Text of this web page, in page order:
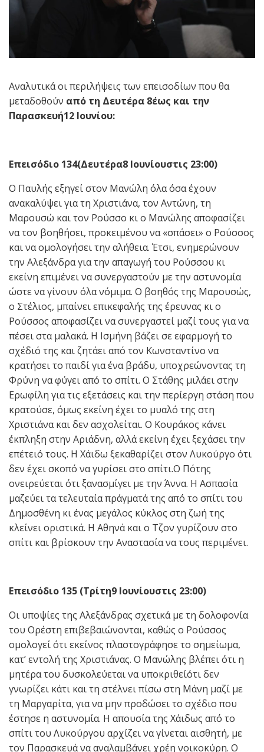
Αναλυτικά οι περιλήψεις των επεισοδίων που θα
μεταδοθούν από τη Δευτέρα 8έως και την
Παρασκευή12 Ιουνίου:
Επεισόδιο 134(Δευτέρα8 Ιουνίουστις 23:00)
Ο Παυλής εξηγεί στον Μανώλη όλα όσα έχουν
ανακαλύψει για τη Χριστιάνα, τον Αντώνη, τη
Μαρουσώ και τον Ρούσσο κι ο Μανώλης αποφασίζει
να τον βοηθήσει, προκειμένου να «σπάσει» ο Ρούσσος
και να ομολογήσει την αλήθεια. Έτσι, ενημερώνουν
την Αλεξάνδρα για την απαγωγή του Ρούσσου κι
εκείνη επιμένει να συνεργαστούν με την αστυνομία
ώστε να γίνουν όλα νόμιμα. Ο βοηθός της Μαρουσώς,
ο Στέλιος, μπαίνει επικεφαλής της έρευνας κι ο
Ρούσσος αποφασίζει να συνεργαστεί μαζί τους για να
πέσει στα μαλακά. Η Ισμήνη βάζει σε εφαρμογή το
σχέδιό της και ζητάει από τον Κωνσταντίνο να
κρατήσει το παιδί για ένα βράδυ, υποχρεώνοντας τη
Φρύνη να φύγει από το σπίτι. Ο Στάθης μιλάει στην
Ερωφίλη για τις εξετάσεις και την περίεργη στάση που
κρατούσε, όμως εκείνη έχει το μυαλό της στη
Χριστιάνα και δεν ασχολείται. Ο Κουράκος κάνει
έκπληξη στην Αριάδνη, αλλά εκείνη έχει ξεχάσει την
επέτειό τους. Η Χάιδω ξεκαθαρίζει στον Λυκούργο ότι
δεν έχει σκοπό να γυρίσει στο σπίτι.Ο Πότης
ονειρεύεται ότι ξανασμίγει με την Άννα. Η Ασπασία
μαζεύει τα τελευταία πράγματά της από το σπίτι του
Δημοσθένη κι ένας μεγάλος κύκλος στη ζωή της
κλείνει οριστικά. Η Αθηνά και ο Τζον γυρίζουν στο
σπίτι και βρίσκουν την Αναστασία να τους περιμένει.
Επεισόδιο 135 (Τρίτη9 Ιουνίουστις 23:00)
Οι υποψίες της Αλεξάνδρας σχετικά με τη δολοφονία
του Ορέστη επιβεβαιώνονται, καθώς ο Ρούσσος
ομολογεί ότι εκείνος πλαστογράφησε το σημείωμα,
κατ’ εντολή της Χριστιάνας. Ο Μανώλης βλέπει ότι η
μητέρα του δυσκολεύεται να υποκριθείότι δεν
γνωρίζει κάτι και τη στέλνει πίσω στη Μάνη μαζί με
τη Μαργαρίτα, για να μην προδώσει το σχέδιο που
έστησε η αστυνομία. Η απουσία της Χάιδως από το
σπίτι του Λυκούργου αρχίζει να γίνεται αισθητή, με
τον Παρασκευά να αναλαμβάνει χρέη νοικοκύρη. Ο